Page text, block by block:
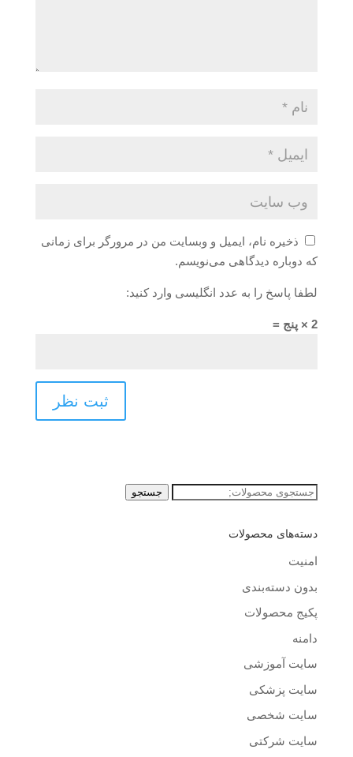
ذخیره نام، ایمیل و وبسایت من در مرورگر برای زمانی
که دوباره دیدگاهی می‌نویسم.
لطفا پاسخ را به عدد انگلیسی وارد کنید:
2 × پنج =
جستجو
جستجو
دسته‌های محصولات
امنیت
بدون دسته‌بندی
پکیج محصولات
دامنه
سایت آموزشی
سایت پزشکی
سایت شخصی
سایت شرکتی